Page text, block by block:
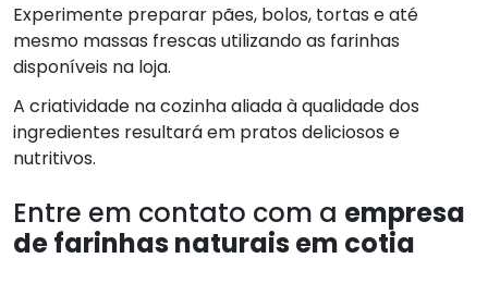
Experimente preparar pães, bolos, tortas e até
mesmo massas frescas utilizando as farinhas
disponíveis na loja.
A criatividade na cozinha aliada à qualidade dos
ingredientes resultará em pratos deliciosos e
nutritivos.
Entre em contato com a empresa
de farinhas naturais em cotia